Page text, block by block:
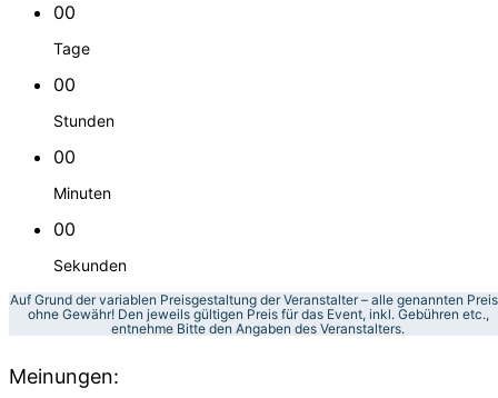
00
Tage
00
Stunden
00
Minuten
00
Sekunden
Auf Grund der variablen Preisgestaltung der Veranstalter – alle genannten
ohne Gewähr! Den jeweils gültigen Preis für das Event, inkl. Gebühren etc.,
entnehme Bitte den Angaben des Veranstalters.
Meinungen: